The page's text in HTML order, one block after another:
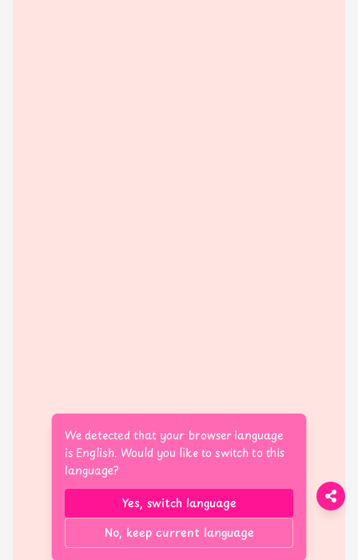
We detected that your browser language
is English. Would you like to switch to this
language?
Yes, switch language
No, keep current language